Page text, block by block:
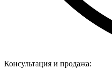
Консультация и продажа: